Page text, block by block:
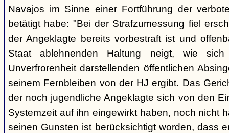
Navajos im Sinne einer Fortführung der
betätigt habe: "Bei der Strafzumessung fiel
der Angeklagte bereits vorbestraft ist und
Staat ablehnenden Haltung neigt, wie
Unverfrorenheit darstellenden öffentlichen
seinem Fernbleiben von der HJ ergibt. Das
der noch jugendliche Angeklagte sich von den
Systemzeit auf ihn eingewirkt haben, noch nicht
seinen Gunsten ist berücksichtigt worden, dass